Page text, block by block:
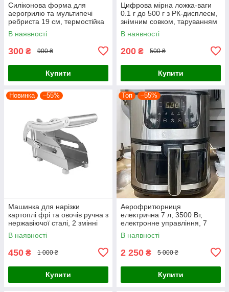
Силіконова форма для
аерогрилю та мультипечі
ребриста 19 см, термостійка
багаторазова форма для
випікання та запікання
В наявності
300 ₴ 900 ₴
Купити
Цифрова мірна ложка-ваги
0.1 г до 500 г з РК-дисплеєм,
знімним совком, таруванням
та індикатором
перевантаження для кухні
В наявності
200 ₴ 500 ₴
Купити
Новинка –55%
Машинка для нарізки
картоплі фрі та овочів ручна з
нержавіючої сталі, 2 змінні
насадки для різної товщини
скибочок
В наявності
450 ₴ 1 000 ₴
Купити
Топ –55%
Аерофритюрниця
електрична 7 л, 3500 Вт,
електронне управління, 7
автоматичних програм,
антипригарна чаша, чорний
В наявності
2 250 ₴ 5 000 ₴
Купити